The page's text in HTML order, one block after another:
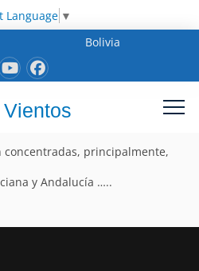
Language ▼
Bolivia
concentradas, principalmente,
y Andalucía …..